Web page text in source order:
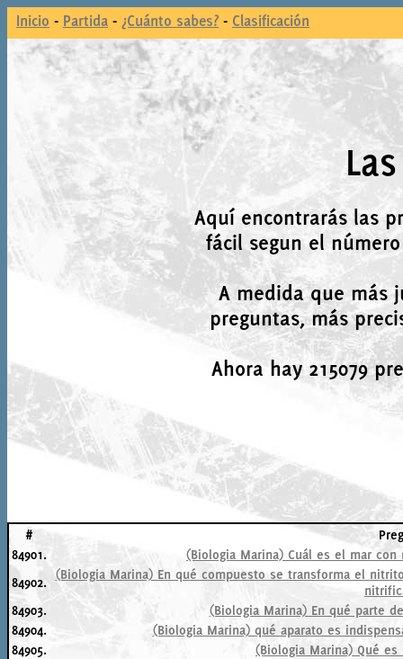
Inicio - Partida - ¿Cuánto sabes? - Clasificación
Aquí encontrarás las
fácil segun el
A medida que más
preguntas, más
Ahora hay 215079
#
84901.
(Biologia Marina) Cuál es el mar
84902. (Biologia Marina) En qué compuesto se transforma el
84903.
(Biologia Marina) En qué parte
84904.
(Biologia Marina) qué aparato es
84905.
(Biologia Marina) Qué